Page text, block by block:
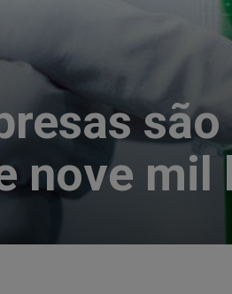
nove mil